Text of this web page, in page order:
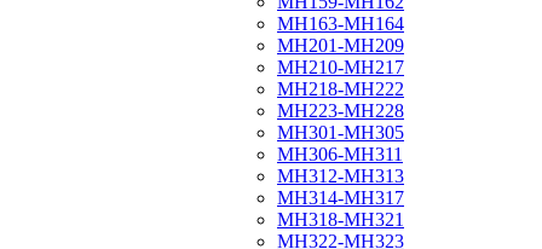
МН163-МН164
МН201-МН209
МН210-МН217
МН218-МН222
МН223-МН228
МН301-МН305
МН306-МН311
МН312-МН313
МН314-МН317
МН318-МН321
МН322-МН323